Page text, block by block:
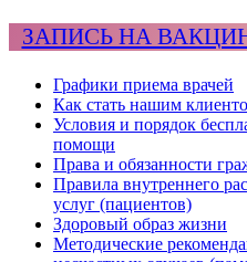
ЗАПИСЬ НА
Графики приема врачей
Как стать нашим
Условия и порядок
помощи
Права и обязанности
Правила внутреннего
услуг (пациентов)
Здоровый образ жизни
Методические